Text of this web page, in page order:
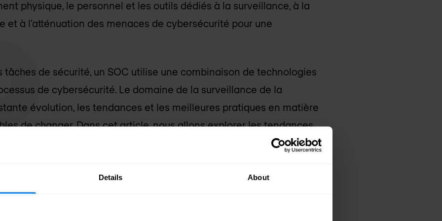
Details About
physique, le personnel et les outils dédiés à la surveillance, à la
et à l'atténuation des menaces de cybersécurité pour une
tâches de sécurité, un SOC utilise une combinaison de technologies
de cybersécurité. Le domaine de la surveillance de la
évolution, les tendances et les meilleures pratiques en matière
de changer. Dans cet article, nous allons explorer les tendances
matière de sécurité SOC en 2023. Poursuivez votre lecture pour